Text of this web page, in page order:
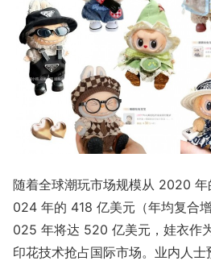
随着全球潮玩市场规模从 2020
024 年的 418 亿美元（年均复合
025 年将达 520 亿美元，娃衣作
印花技术抢占国际市场。业内人士